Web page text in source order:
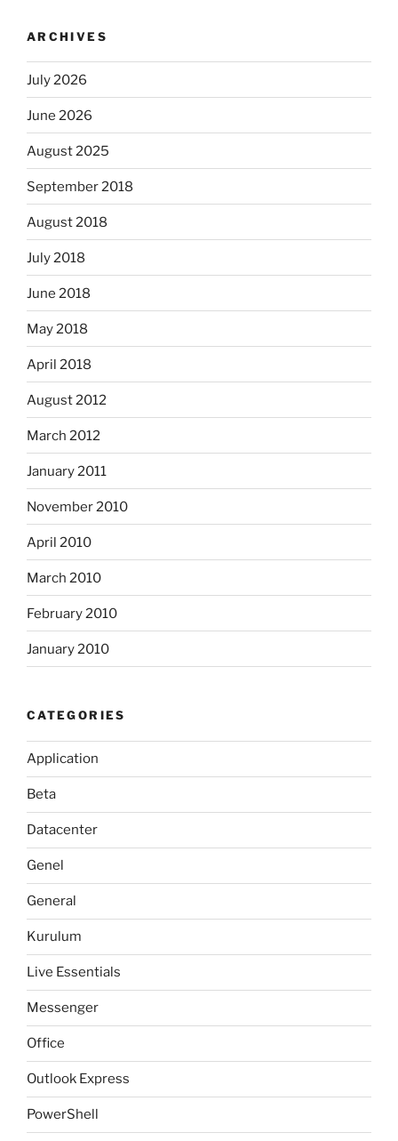
ARCHIVES
July 2026
June 2026
August 2025
September 2018
August 2018
July 2018
June 2018
May 2018
April 2018
August 2012
March 2012
January 2011
November 2010
April 2010
March 2010
February 2010
January 2010
CATEGORIES
Application
Beta
Datacenter
Genel
General
Kurulum
Live Essentials
Messenger
Office
Outlook Express
PowerShell